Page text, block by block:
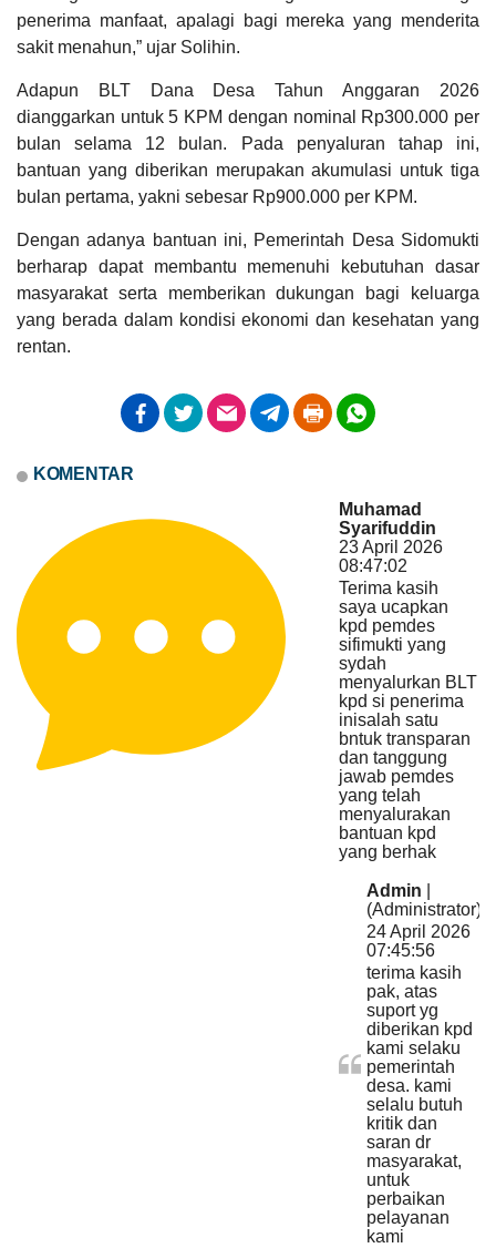
DATA PETA
penerima manfaat, apalagi bagi mereka yang menderita
sakit menahun,” ujar Solihin.
Adapun BLT Dana Desa Tahun Anggaran 2026
dianggarkan untuk 5 KPM dengan nominal Rp300.000 per
bulan selama 12 bulan. Pada penyaluran tahap ini,
bantuan yang diberikan merupakan akumulasi untuk tiga
bulan pertama, yakni sebesar Rp900.000 per KPM.
Dengan adanya bantuan ini, Pemerintah Desa Sidomukti
berharap dapat membantu memenuhi kebutuhan dasar
masyarakat serta memberikan dukungan bagi keluarga
yang berada dalam kondisi ekonomi dan kesehatan yang
rentan.
KOMENTAR
Muhamad
Syarifuddin
23 April 2026
08:47:02
Terima kasih
saya ucapkan
kpd pemdes
sifimukti yang
sydah
menyalurkan BLT
kpd si penerima
inisalah satu
bntuk transparan
dan tanggung
jawab pemdes
yang telah
menyalurakan
bantuan kpd
yang berhak
Admin
(Administrator)
24 April 2026
07:45:56
terima kasih
pak, atas
suport yg
diberikan kpd
kami selaku
pemerintah
desa. kami
selalu butuh
kritik dan
saran dr
masyarakat,
untuk
perbaikan
pelayanan
kami
Anggaran
6.050.000,00
RP 0,00
0%
Anggaran
Rp
Bagi Hasil Pajak Dan Retribusi